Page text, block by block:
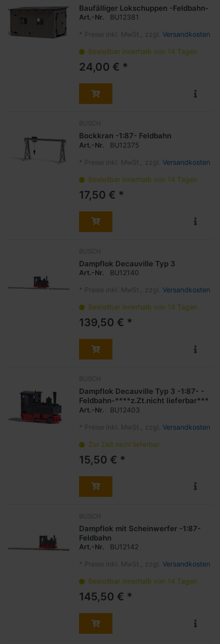
Baufälliger Lokschuppen -Feldbahn-
Art.-Nr. BU12381
* Preise inkl. MwSt., zzgl. Versandkosten
Bestellbar innerhalb von 14 Tagen
24,00 € *
BUSCH
Bockkran -1:87- Feldbahn
Art.-Nr. BU12375
* Preise inkl. MwSt., zzgl. Versandkosten
Bestellbar innerhalb von 14 Tagen
17,50 € *
BUSCH
Dampflok Decauville Typ 3
Art.-Nr. BU12140
* Preise inkl. MwSt., zzgl. Versandkosten
Bestellbar innerhalb von 14 Tagen
139,50 € *
BUSCH
Dampflok Decauville Typ 3 -1:87- -
Feldbahn-****z.Zt.nicht lieferbar***
Art.-Nr. BU12403
* Preise inkl. MwSt., zzgl. Versandkosten
Zur Zeit nicht lieferbar
15,50 € *
BUSCH
Dampflok mit Scheinwerfer -1:87-
Feldbahn
Art.-Nr. BU12142
* Preise inkl. MwSt., zzgl. Versandkosten
Bestellbar innerhalb von 14 Tagen
145,50 € *